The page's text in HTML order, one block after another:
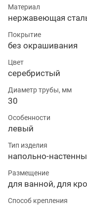
Материал
нержавеющая
Покрытие
без окрашивания
Цвет
серебристый
Диаметр трубы, мм
30
Особенности
левый
Тип изделия
напольно-
Размещение
для ванной, для
Способ крепления